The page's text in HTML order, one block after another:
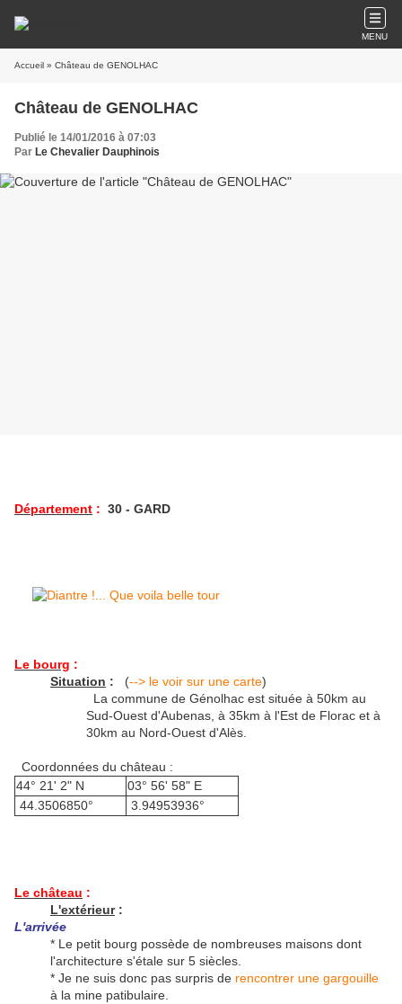
MENU
Accueil » Château de GENOLHAC
Château de GENOLHAC
Publié le 14/01/2016 à 07:03
Par Le Chevalier Dauphinois
Département : 30 - GARD
Le bourg :
Situation : (--> le voir sur une carte)
La commune de Génolhac est située à 50km au
Sud-Ouest d'Aubenas, à 35km à l'Est de Florac et à
30km au Nord-Ouest d'Alès.
Coordonnées du château :
44° 21' 2" N
03° 56' 58" E
44.3506850°
3.94953936°
Le château :
L'extérieur:
L'arrivée
* Le petit bourg possède de nombreuses maisons dont
l'architecture s'étale sur 5 siècles.
* Je ne suis donc pas surpris de rencontrer une gargouille
à la mine patibulaire.